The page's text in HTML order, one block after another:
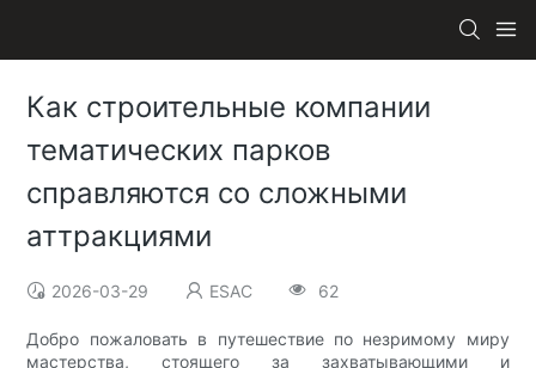
Как строительные компании
тематических парков
справляются со сложными
аттракциями
2026-03-29 ESAC 62
Добро пожаловать в путешествие по незримому миру
мастерства, стоящего за захватывающими и